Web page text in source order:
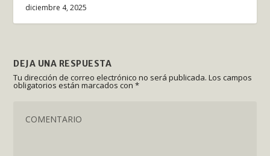
diciembre 4, 2025
DEJA UNA RESPUESTA
Tu dirección de correo electrónico no será publicada. Los campos
obligatorios están marcados con*